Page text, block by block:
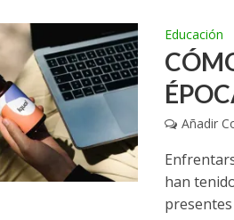
Educación
Añadir
han